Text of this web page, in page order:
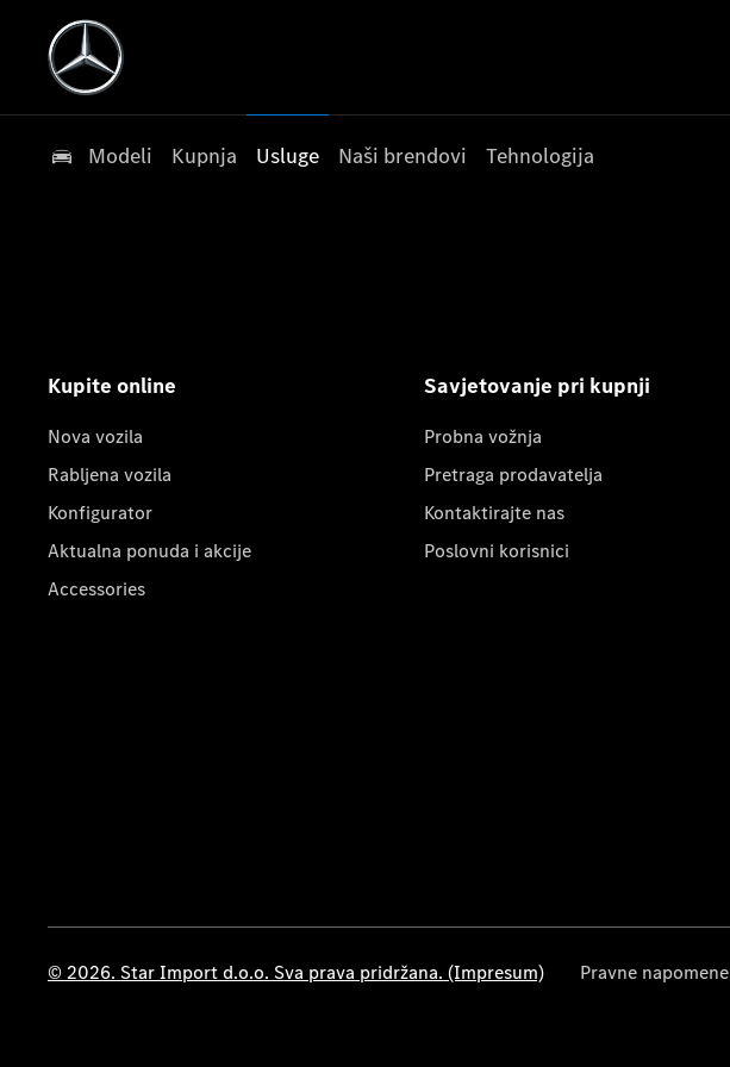
Modeli Kupnja Usluge Naši brendovi Tehnologija
Kupite online
Nova vozila
Rabljena vozila
Konfigurator
Aktualna ponuda i akcije
Accessories
Savjetovanje pri kupnji
Probna vožnja
Pretraga prodavatelja
Kontaktirajte nas
Poslovni korisnici
© 2026. Star Import d.o.o. Sva prava pridržana. (Impresum) Pravne napomene